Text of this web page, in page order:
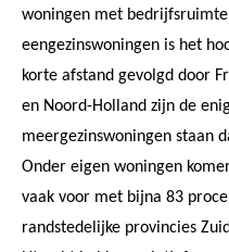
woningen met
eengezinswoningen is het
korte afstand gevolgd door
en Noord-Holland zijn de
meergezinswoningen staan
Onder eigen woningen
vaak voor met bijna 83
randstedelijke provincies